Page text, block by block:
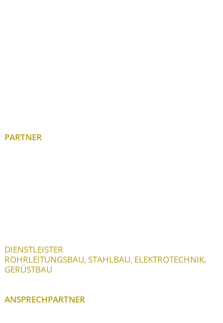
PARTNER
DIENSTLEISTER
ROHRLEITUNGSBAU, STAHLBAU, ELEKTROTECHNIK,
GERÜSTBAU
ANSPRECHPARTNER